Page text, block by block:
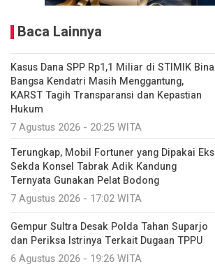
Baca Lainnya
Kasus Dana SPP Rp1,1 Miliar di STIMIK Bina
Bangsa Kendatri Masih Menggantung,
KARST Tagih Transparansi dan Kepastian
Hukum
7 Agustus 2026 - 20:25 WITA
Terungkap, Mobil Fortuner yang Dipakai Eks
Sekda Konsel Tabrak Adik Kandung
Ternyata Gunakan Pelat Bodong
7 Agustus 2026 - 17:02 WITA
Gempur Sultra Desak Polda Tahan Suparjo
dan Periksa Istrinya Terkait Dugaan TPPU
6 Agustus 2026 - 19:26 WITA